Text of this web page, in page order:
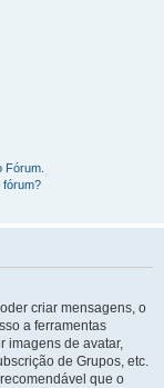
Fórum.
fórum?
criar mensagens, o
a ferramentas
imagens de avatar,
de Grupos, etc.
que o